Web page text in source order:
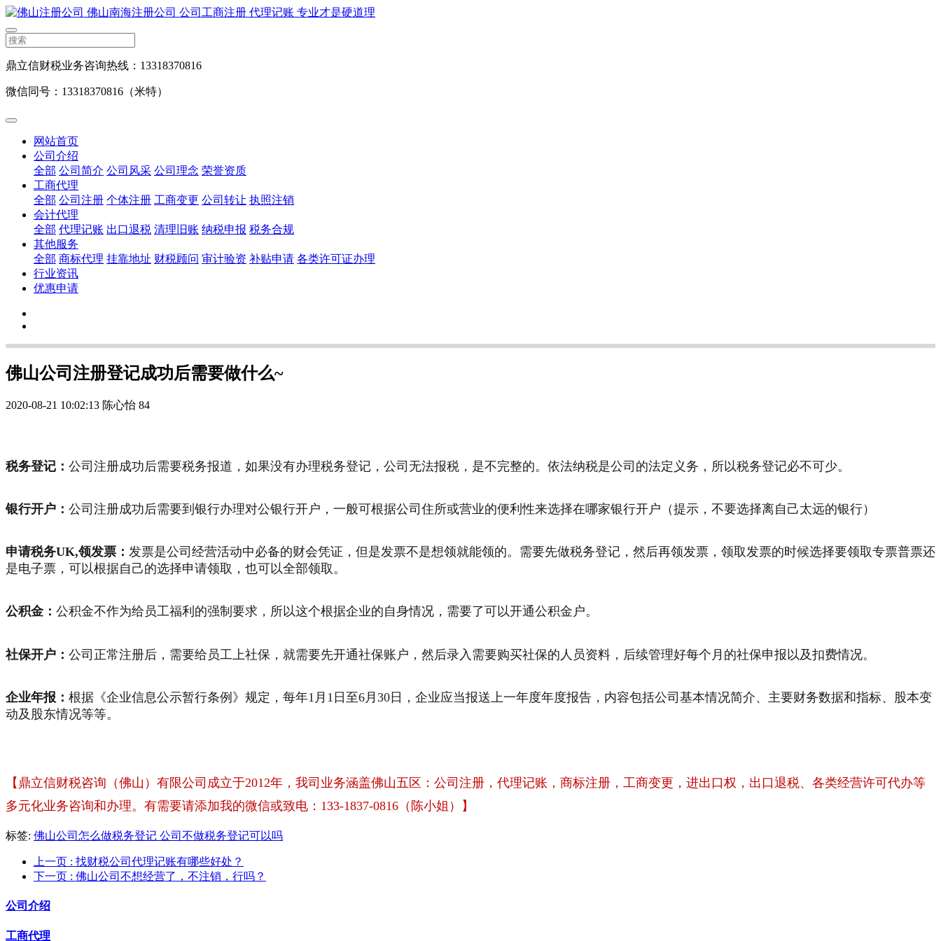
鼎立信财税业务咨询热线：13318370816
微信同号：13318370816（米特）
网站首页
公司介绍
全部 公司简介 公司风采 公司理念 荣誉资质
工商代理
全部 公司注册 个体注册 工商变更 公司转让 执照注销
会计代理
全部 代理记账 出口退税 清理旧账 纳税申报 税务合规
其他服务
全部 商标代理 挂靠地址 财税顾问 审计验资 补贴申请 各类许可证办理
行业资讯
优惠申请
佛山公司注册登记成功后需要做什么~
2020-08-21 10:02:13 陈心怡 84
税务登记： 公司注册成功后需要税务报道，如果没有办理税务登记，公司无法报税，是不完整的。依法纳税是公司的法定义务，所以税务登记必不可少。
银行开户： 公司注册成功后需要到银行办理对公银行开户，一般可根据公司住所或营业的便利性来选择在哪家银行开户（提示，不要选择离自己太远的银行）
申请税务UK,领发票： 发票是公司经营活动中必备的财会凭证，但是发票不是想领就能领的。需要先做税务登记，然后再领发票，领取发票的时候选择要领取专票普票还
是电子票，可以根据自己的选择申请领取，也可以全部领取。
公积金： 公积金不作为给员工福利的强制要求，所以这个根据企业的自身情况，需要了可以开通公积金户。
社保开户： 公司正常注册后，需要给员工上社保，就需要先开通社保账户，然后录入需要购买社保的人员资料，后续管理好每个月的社保申报以及扣费情况。
企业年报： 根据《企业信息公示暂行条例》规定，每年1月1日至6月30日，企业应当报送上一年度年度报告，内容包括公司基本情况简介、主要财务数据和指标、股本变
动及股东情况等等。
【鼎立信财税咨询（佛山）有限公司成立于2012年，我司业务涵盖佛山五区：公司注册，代理记账，商标注册，工商变更，进出口权，出口退税、各类经营许可代办等
多元化业务咨询和办理。有需要请添加我的微信或致电：133-1837-0816（陈小姐）】
标签: 佛山公司怎么做税务登记 公司不做税务登记可以吗
上一页 : 找财税公司代理记账有哪些好处？
下一页 : 佛山公司不想经营了，不注销，行吗？
公司介绍
工商代理